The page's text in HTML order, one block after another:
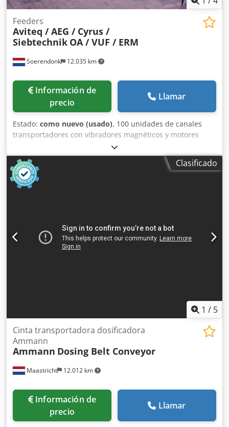
Soerendonk 12.035 km
Feeders
Aviteq / AEG / Cyrus /
Siebtechnik OA / VUF / ERM
Información de
precio
Llamar
Estado: como nuevo (usado), 100 unidades de canales
transportadores con vibradores magnéticos y motores
desequilibrados. Encuentre nuestra lista completa de
productos en nuestra página web. Diferentes anchos y
longitudes. Accionados por vibradores magnéticos o
motores desequilibrados de distintas marcas reconocidas,
como Aviteq / AEG, Jöst, Friedrich, UHDE, Vibra, Honert,
el canal transportador adecuado para sus necesidades.
Clasificado
1 / 5
Maastricht 12.012 km
Cinta transportadora dosificadora
Ammann
Ammann Dosing Belt Conveyor
Información de
precio
Llamar